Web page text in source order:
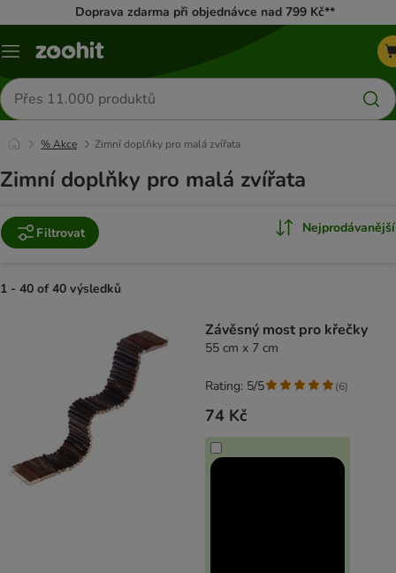
Doprava zdarma při objednávce nad 799 Kč**
Menu
Hledat
produkty
% Akce Zimní doplňky pro malá zvířata
Zimní doplňky pro malá zvířata
Filtrovat Nejprodávanější
1 - 40 of 40 výsledků
Závěsný most pro křečky
55 cm x 7 cm
74 Kč
Rating: 5/5 (6)